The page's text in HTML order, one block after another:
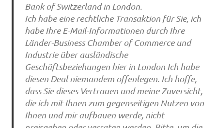
Bank of Switzerland in London.
Ich habe eine rechtliche Transaktion für Sie, ich
habe Ihre E-Mail-Informationen durch Ihre
Länder-Business Chamber of Commerce und
Industrie über ausländische
Geschäftsbeziehungen hier in London Ich habe
diesen Deal niemandem offenlegen. Ich hoffe,
dass Sie dieses Vertrauen und meine Zuversicht,
die ich mit Ihnen zum gegenseitigen Nutzen von
Ihnen und mir aufbauen werde, nicht